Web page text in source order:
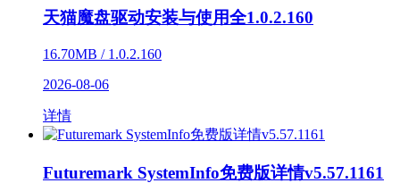
天猫魔盘驱动安装与使用全1.0.2.160
16.70MB / 1.0.2.160
2026-08-06
详情
Futuremark SystemInfo免费版详情v5.57.1161